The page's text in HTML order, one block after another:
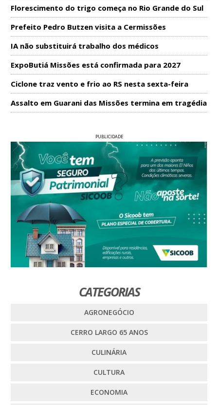
Florescimento do trigo começa no Rio Grande do Sul
Prefeito Pedro Butzen visita a Cermissões
IA não substituirá trabalho dos médicos
ExpoButiá Missões está confirmada para 2027
Ciclone traz vento e frio ao RS nesta sexta-feira
Assalto em Guarani das Missões termina em tragédia
PUBLICIDADE
CATEGORIAS
AGRONEGÓCIO
CERRO LARGO 65 ANOS
CULINÁRIA
CULTURA
ECONOMIA